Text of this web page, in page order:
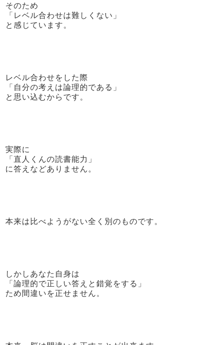
そのため
「レベル合わせは難しくない」
と感じています。
レベル合わせをした際
「自分の考えは論理的である」
と思い込むからです。
実際に
「直人くんの読書能力」
に答えなどありません。
本来は比べようがない全く別のものです。
しかしあなた自身は
「論理的で正しい答えと錯覚をする」
ため間違いを正せません。